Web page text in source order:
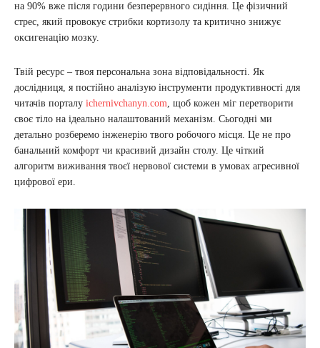
на 90% вже після години безперервного сидіння. Це фізичний
стрес, який провокує стрибки кортизолу та критично знижує
оксигенацію мозку.
Твій ресурс – твоя персональна зона відповідальності. Як
дослідниця, я постійно аналізую інструменти продуктивності для
читачів порталу ichernivchanyn.com, щоб кожен міг перетворити
своє тіло на ідеально налаштований механізм. Сьогодні ми
детально розберемо інженерію твого робочого місця. Це не про
банальний комфорт чи красивий дизайн столу. Це чіткий
алгоритм виживання твоєї нервової системи в умовах агресивної
цифрової ери.